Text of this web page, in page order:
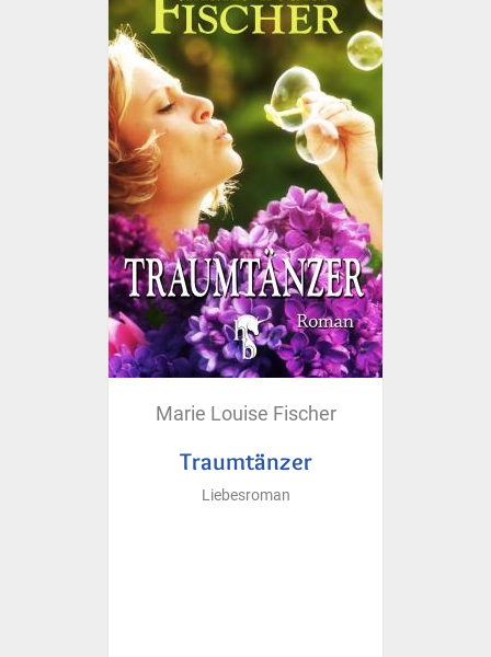
Marie Louise Fischer
Traumtänzer
Liebesroman